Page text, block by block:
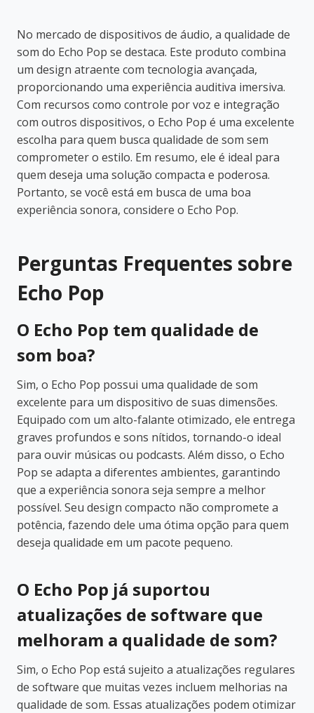
No mercado de dispositivos de áudio, a qualidade de
som do Echo Pop se destaca. Este produto combina
um design atraente com tecnologia avançada,
proporcionando uma experiência auditiva imersiva.
Com recursos como controle por voz e integração
com outros dispositivos, o Echo Pop é uma excelente
escolha para quem busca qualidade de som sem
comprometer o estilo. Em resumo, ele é ideal para
quem deseja uma solução compacta e poderosa.
Portanto, se você está em busca de uma boa
experiência sonora, considere o Echo Pop.
Perguntas Frequentes sobre
Echo Pop
O Echo Pop tem qualidade de
som boa?
Sim, o Echo Pop possui uma qualidade de som
excelente para um dispositivo de suas dimensões.
Equipado com um alto-falante otimizado, ele entrega
graves profundos e sons nítidos, tornando-o ideal
para ouvir músicas ou podcasts. Além disso, o Echo
Pop se adapta a diferentes ambientes, garantindo
que a experiência sonora seja sempre a melhor
possível. Seu design compacto não compromete a
potência, fazendo dele uma ótima opção para quem
deseja qualidade em um pacote pequeno.
O Echo Pop já suportou
atualizações de software que
melhoram a qualidade de som?
Sim, o Echo Pop está sujeito a atualizações regulares
de software que muitas vezes incluem melhorias na
qualidade de som. Essas atualizações podem otimizar